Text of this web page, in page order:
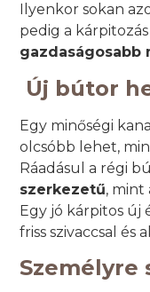
Ilyenkor sokan
pedig a
gazdaságosabb
Új bútor
Egy minőségi
olcsóbb lehet,
Ráadásul a régi
szerkezetű, mint
Egy jó kárpitos új
friss szivaccsal és
Személyre